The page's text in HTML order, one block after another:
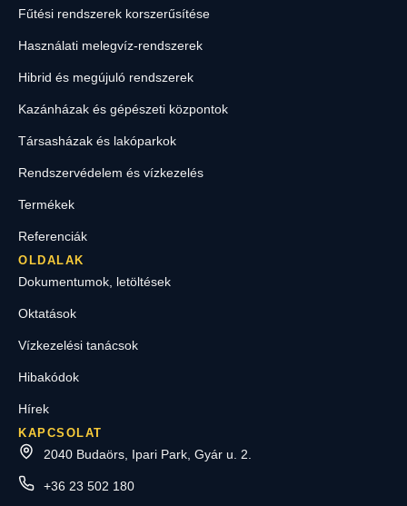
Fűtési rendszerek korszerűsítése
Használati melegvíz-rendszerek
Hibrid és megújuló rendszerek
Kazánházak és gépészeti központok
Társasházak és lakóparkok
Rendszervédelem és vízkezelés
Termékek
Referenciák
OLDALAK
Dokumentumok, letöltések
Oktatások
Vízkezelési tanácsok
Hibakódok
Hírek
KAPCSOLAT
2040 Budaörs, Ipari Park, Gyár u. 2.
+36 23 502 180